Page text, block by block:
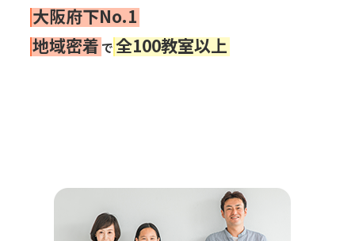
⼤阪府下No.1
地域密着で全100教室以上